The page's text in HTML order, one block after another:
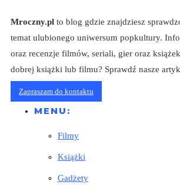
Mroczny.pl to blog gdzie znajdziesz
temat ulubionego uniwersum popkultury.
oraz recenzje filmów, seriali, gier oraz
dobrej książki lub filmu? Sprawdź nasze
Zapraszam do kontaktu
MENU:
Filmy
Książki
Gadżety